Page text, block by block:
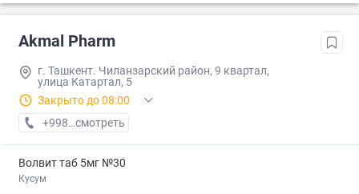
Akmal Pharm
г. Ташкент. Чиланзарский район, 9 квартал,
улица Катартал, 5
Закрыто до 08:00
+998 (99) XXX-XX-XX
смотреть
Волвит таб 5мг №30
Кусум